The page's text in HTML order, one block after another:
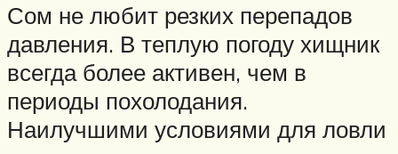
Сом не любит резких перепадов
давления. В теплую погоду хищник
всегда более активен, чем в
периоды похолодания.
Наилучшими условиями для ловли